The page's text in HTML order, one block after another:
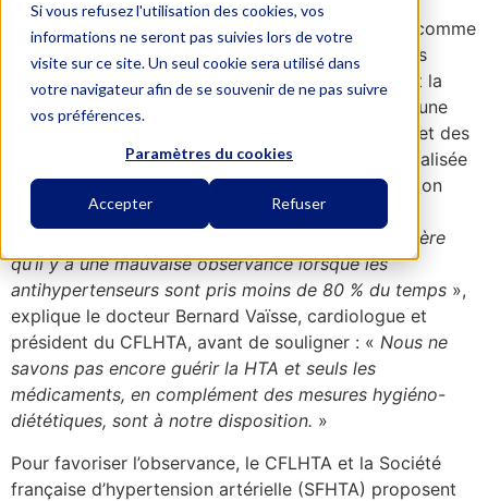
Si vous refusez l'utilisation des cookies, vos
informations ne seront pas suivies lors de votre
visite sur ce site. Un seul cookie sera utilisé dans
votre navigateur afin de se souvenir de ne pas suivre
vos préférences.
Paramètres du cookies
Accepter Refuser
Dans la prise en charge d’une maladie chronique comme
l’hypertension artérielle (HTA), le suivi régulier des
traitements est essentiel. Ces derniers permettent la
normalisation des chiffres de tension et assurent une
bonne protection du cœur, du cerveau, des reins et des
vaisseaux. Pourtant, selon l’enquête Flash 2015 réalisée
par le Comité français de lutte contre l’hypertension
artérielle (CFLHTA), 60 % des malades seulement
On considère
qu’il y a une mauvaise observance lorsque les
antihypertenseurs sont pris moins de 80 % du temps »,
explique le docteur Bernard Vaïsse, cardiologue et
président du CFLHTA, avant de souligner : « Nous ne
savons pas encore guérir la HTA et seuls les
médicaments, en complément des mesures hygiéno-
diététiques, sont à notre disposition. »
Pour favoriser l’observance, le CFLHTA et la Société
française d’hypertension artérielle (SFHTA) proposent